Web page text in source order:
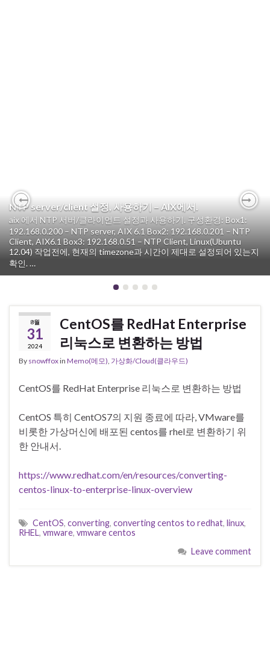
NTP server/client 설정, 사용하기 – AIX에서.
aix 에서 NTP 서버/클라이언트 설정과 사용하기. 구성환경: Box1:
192.168.0.200 – NTP server, AIX 6.1 Box2: 192.168.0.201 – NTP
Client, AIX6.1 Box3: 192.168.0.51 – NTP Client, Linux(Ubuntu
12.04) 작업전에, 현재의 timezone과 시간이 제대로 설정되어 있는지
확인. …
aix 5.3에 oracle 11g r2 설치하기.
aix 5.3 에 오라클 설치. 1. 화일 업로드시 문제 발생. 최대 화일 크기제
한에 걸려 오라클 zip화일이 업로드 되지 않음. /etc/security/limits 화
일을 에서 최대 화일 크기를 수정한다.(-1 이면 무제한)
Previous
8월
31
2024
CentOS를 RedHat Enterprise
리눅스로 변환하는 방법
By snowffoxin Memo(메모) 가상화/Cloud(클라우드)
CentOS를 RedHat Enterprise 리눅스로 변환하는 방법
CentOS 특히 CentOS7의 지원 종료에 따라, VMware를
비롯한 가상머신에 배포된 centos를 rhel로 변환하기 위
한 안내서.
https://www.redhat.com/en/resources/converting-
centos-linux-to-enterprise-linux-overview
CentOS, converting, converting centos to redhat, linux,
RHEL, vmware, vmware centos
Leave comment